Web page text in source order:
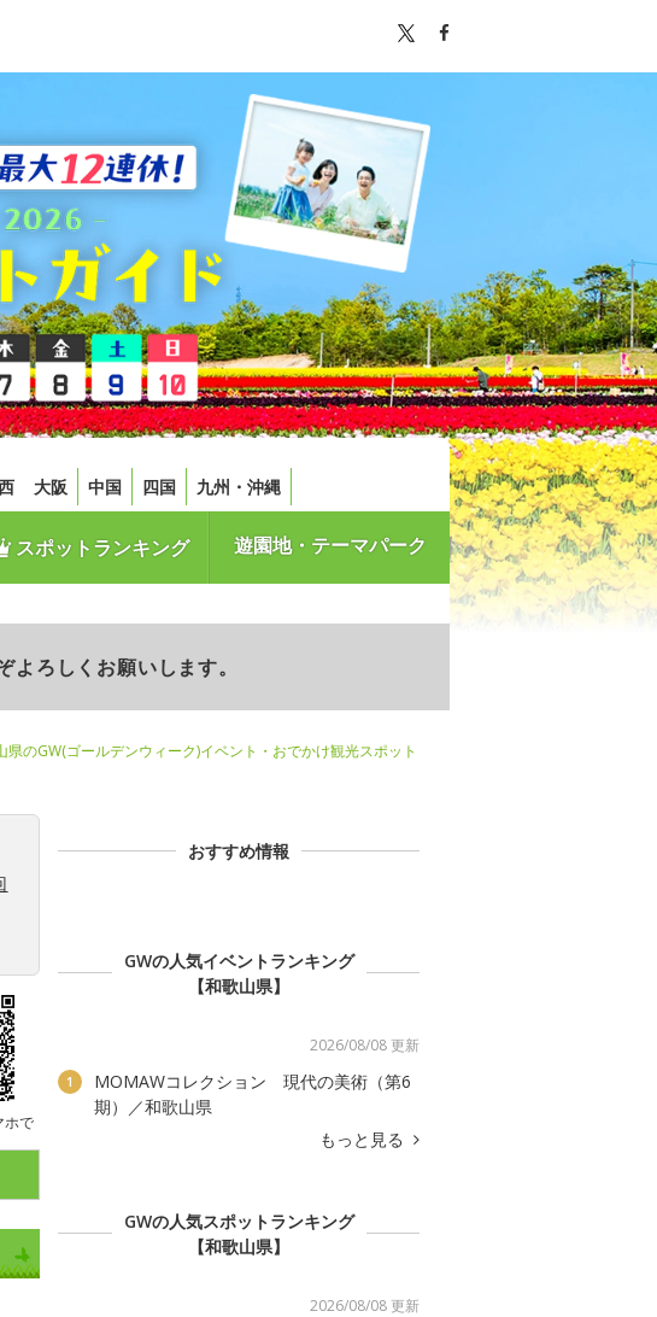
大阪 中国 四国 九州・沖縄
スポットランキング 遊園地・テーマパーク
ろしくお願いします。
県のGW(ゴールデンウィーク)イベント・おでかけ観光スポット
ホで
おすすめ情報
GWの人気イベントランキング
【和歌山県】
2026/08/08 更新
1
MOMAWコレクション 現代の美術（第6
期）／和歌山県
もっと見る
GWの人気スポットランキング
【和歌山県】
2026/08/08 更新